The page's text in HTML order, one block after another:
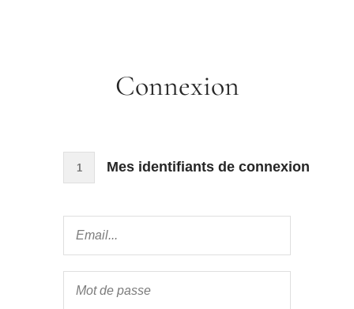
Connexion
1 Mes identifiants de connexion